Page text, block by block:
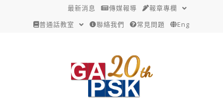
最新消息 傳媒報導
報章專欄
普通話教室
聯絡我們 常見問題 Eng